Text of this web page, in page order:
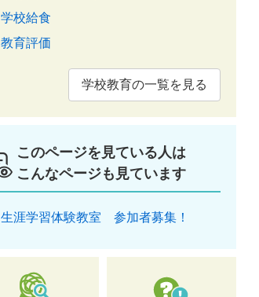
学校給食
教育評価
学校教育の一覧を見る
このページを見ている人は
こんなページも見ています
生涯学習体験教室 参加者募集！